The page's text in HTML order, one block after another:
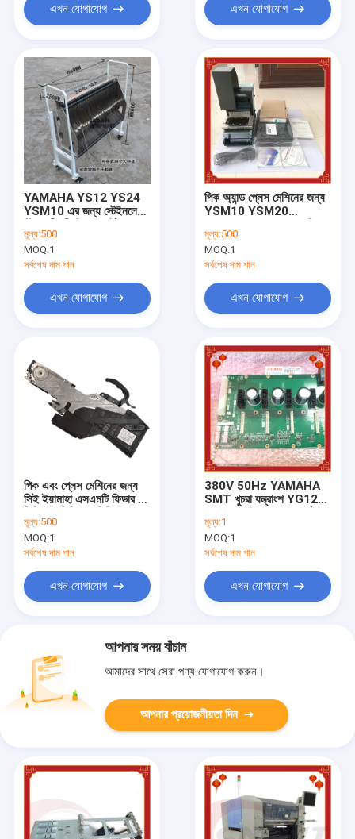
এখন যোগাযোগ এখন যোগাযোগ
YAMAHA YS12 YS24
YSM10 এর জন্য স্টেইনলেস
মূল্য:500
MOQ:1
সর্বশেষ দাম পান
এখন যোগাযোগ
পিক অ্যান্ড প্লেস মেশিনের জন্য
YSM10 YSM20
ক্রমাঙ্কন জিগ
মূল্য:500
MOQ:1
সর্বশেষ দাম পান
এখন যোগাযোগ
পিক এবং প্লেস মেশিনের জন্য
সিই ইয়ামাহা এসএমটি ফিডার 8
মূল্য:500
MOQ:1
সর্বশেষ দাম পান
এখন যোগাযোগ
380V 50Hz YAMAHA
SMT খুচরা যন্ত্রাংশ YG12
মূল্য:1
MOQ:1
সর্বশেষ দাম পান
এখন যোগাযোগ
আপনার সময় বাঁচান
আমাদের সাথে সেরা পণ্য যোগাযোগ করুন।
আপনার প্রয়োজনীয়তা দিন